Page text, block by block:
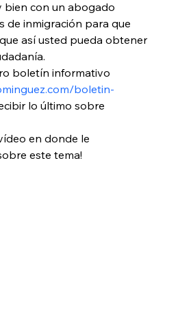
bien con un abogado
de inmigración para que
así usted pueda obtener
boletín informativo
boletin-
lo último sobre
en donde le
este tema!